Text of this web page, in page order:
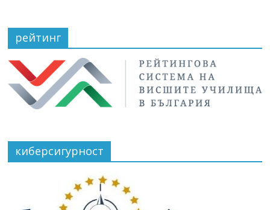
рейтинг
киберсигурност